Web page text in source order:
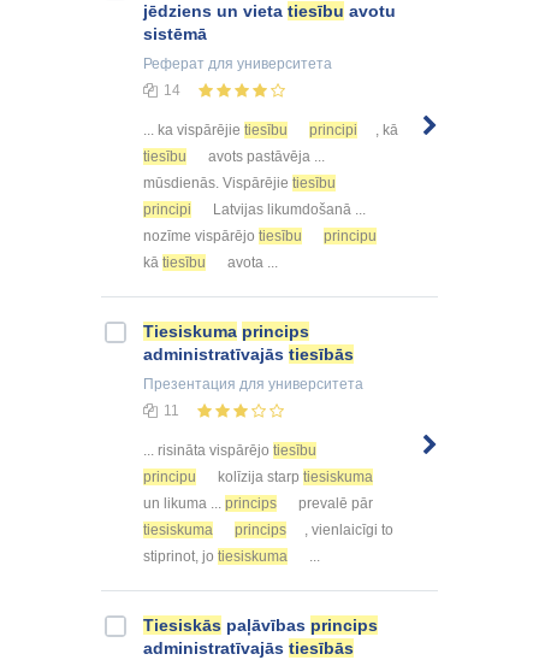
jēdziens un vieta tiesību avotu
sistēmā
Реферат для университета
14
... ka vispārējie tiesību principi
, kā
tiesību
avots pastāvēja ...
mūsdienās. Vispārējie tiesību
principi
Latvijas likumdošanā ...
nozīme vispārējo tiesību
principu
kā tiesību avota ...
Tiesiskuma princips
administratīvajās tiesībās
Презентация для университета
11
... risināta vispārējo tiesību
principu
kolīzija starp tiesiskuma
un likuma ... princips
prevalē pār
tiesiskuma
princips
, vienlaicīgi to
stiprinot, jo tiesiskuma ...
Tiesiskās paļāvības princips
administratīvajās tiesībās